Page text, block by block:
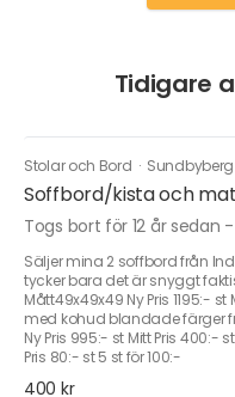
Tidigare
Stolar och Bord · Sundbyberg
Soffbord/kista och
Togs bort för 12 år sedan -
Säljer mina 2 soffbord från
tycker bara det är snyggt
Mått49x49x49 Ny Pris 1195:-
med kohud blandade färger
Ny Pris 995:- st Mitt Pris 400:-
Pris 80:- st 5 st för 100:-
400 kr